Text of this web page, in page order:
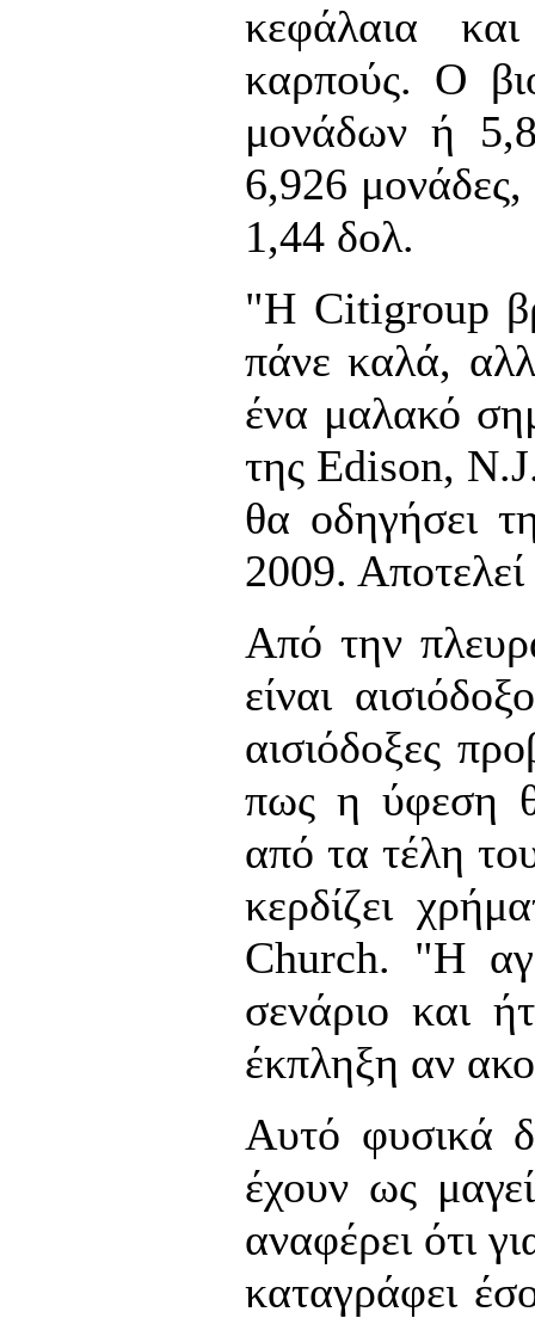
κεφάλαια και
καρπούς. Ο
μονάδων ή
6,926
1,44 δολ.
"Η Citigroup
πάνε καλά,
ένα μαλακό
της Edison,
θα οδηγήσει
2009.
Από την
είναι
αισιόδοξες
πως η ύφεση
από τα τέλη
κερδίζει
Church. "Η
σενάριο και
έκπληξη αν
Αυτό φυσικά
έχουν ως
αναφέρει ότι
καταγράφει